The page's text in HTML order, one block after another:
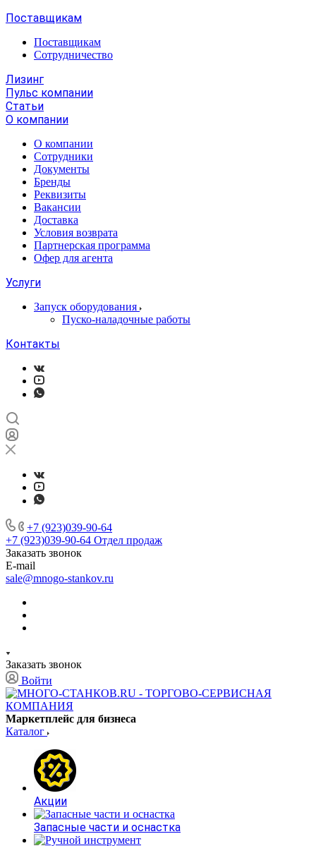
Поставщикам
Поставщикам
Сотрудничество
Лизинг
Пульс компании
Статьи
О компании
О компании
Сотрудники
Документы
Бренды
Реквизиты
Вакансии
Доставка
Условия возврата
Партнерская программа
Офер для агента
Услуги
Запуск оборудования
Пуско-наладочные работы
Контакты
+7 (923)039-90-64
+7 (923)039-90-64 Отдел продаж
Заказать звонок
E-mail
sale@mnogo-stankov.ru
Заказать звонок
Войти
Маркетплейс для бизнеса
Каталог
Акции
Запасные части и оснастка